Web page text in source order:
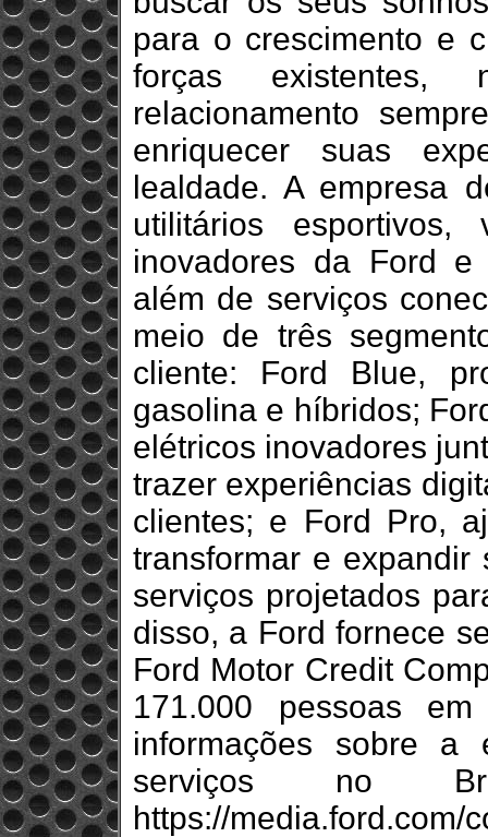
para o crescimento e
forças
relacionamento
enriquecer suas
lealdade. A empresa
utilitários
inovadores da Ford
além de serviços
meio de três
cliente: Ford Blue,
gasolina e híbridos;
elétricos inovadores
trazer experiências
clientes; e Ford Pro,
transformar e
serviços projetados
disso, a Ford fornece
Ford Motor Credit
171.000 pessoas
informações sobre a
serviços no
https://media.ford.com/